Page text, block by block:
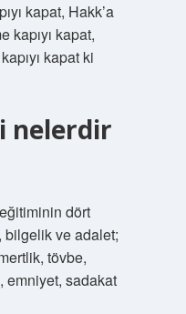
kapat, Hakk’a
kapıyı kapat,
kapat ki
nelerdir
dört
bilgelik ve adalet;
tövbe,
emniyet, sadakat